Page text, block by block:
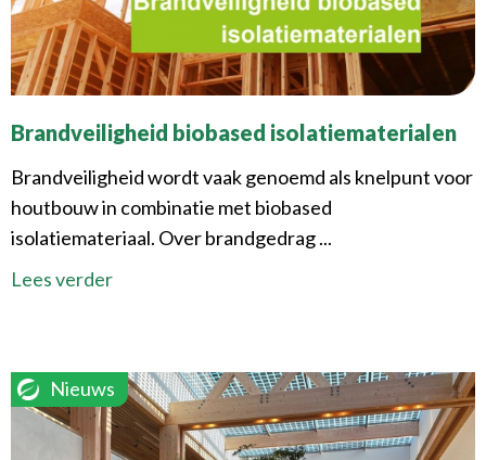
Brandveiligheid biobased isolatiematerialen
Brandveiligheid wordt vaak genoemd als knelpunt voor
houtbouw in combinatie met biobased
isolatiemateriaal. Over brandgedrag ...
Lees verder
Nieuws